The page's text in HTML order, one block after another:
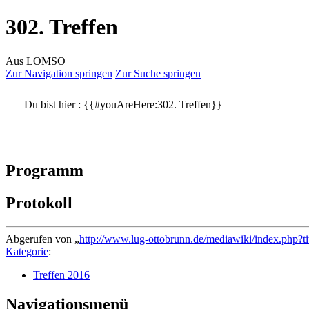
302. Treffen
Aus LOMSO
Zur Navigation springen Zur Suche springen
Du bist hier : {{#youAreHere:302. Treffen}}
Programm
Protokoll
Abgerufen von „http://www.lug-ottobrunn.de/mediawiki/
Kategorie:
Treffen 2016
Navigationsmenü